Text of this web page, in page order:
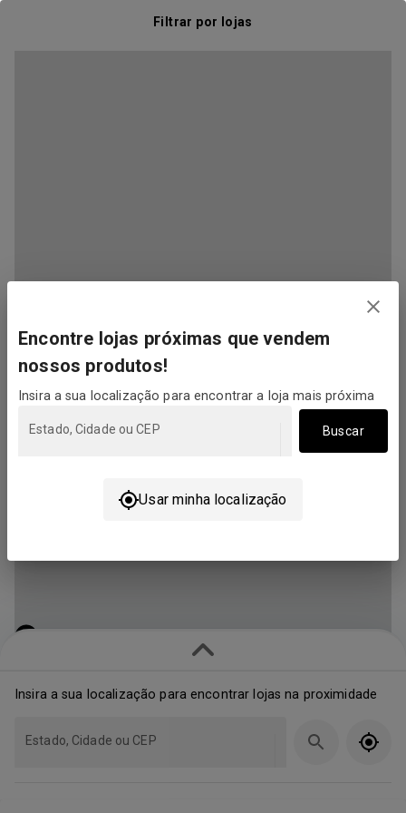
Filtrar por lojas
Encontre lojas próximas que vendem
nossos produtos!
Insira a sua localização para encontrar a loja mais próxima
Estado, Cidade ou CEP Buscar
Usar minha localização
Insira a sua localização para encontrar lojas na proximidade
Estado, Cidade ou CEP